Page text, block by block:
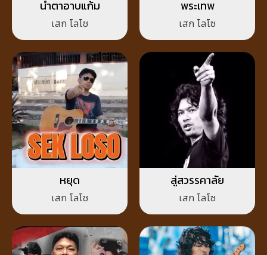
น้ำตาอาบแก้ม
เสก โลโซ
พระเทพ
เสก โลโซ
หยุด
เสก โลโซ
สู่สวรรคาลัย
เสก โลโซ